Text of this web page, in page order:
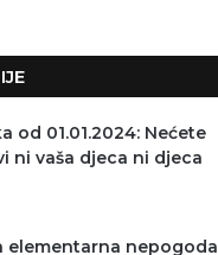
od 01.01.2024: Nećete
ni vaša djeca ni djeca
elementarna nepogoda